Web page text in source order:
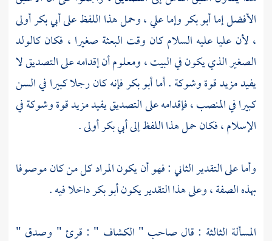
الأفضل إماأبو بكروإماعلي، وحمل هذا اللفظ علىأبي بكرأولى
، لأن علياعليه السلام كان وقت البعثة صغيرا ، فكان كالولد
الصغير الذي يكون في البيت ، ومعلوم أن إقدامه على التصديق لا
يفيد مزيد قوة وشوكة . أماأبو بكرفإنه كان رجلا كبيرا في السن
كبيرا في المنصب ، فإقدامه على التصديق يفيد مزيد قوة وشوكة في
الإسلام ، فكان حمل هذا اللفظ إلىأبي بكرأولى .
وأما على التقدير الثاني : فهو أن يكون المراد كل من كان موصوفا
بهذه الصفة ، وعلى هذا التقدير يكونأبو بكرداخلا فيه .
المسألة الثالثة : قال صاحب " الكشاف " : قرئ " وصدق "